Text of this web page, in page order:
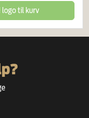
logotil kurv